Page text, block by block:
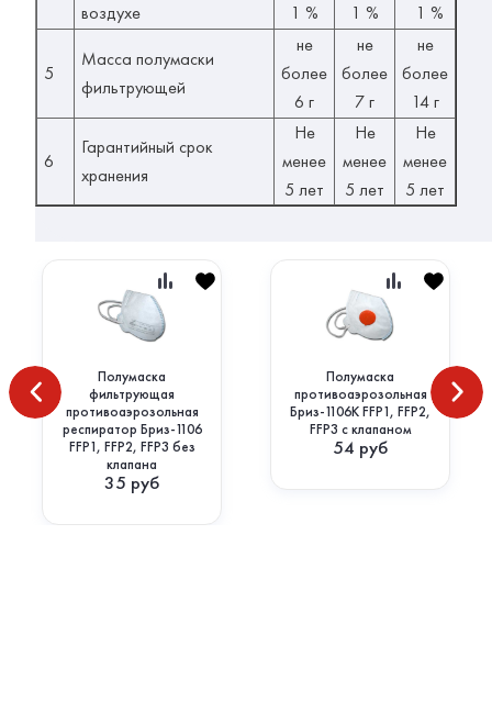
воздухе
1 %
1 %
1 %
5
Масса полумаски
фильтрующей
не
более
6 г
не
более
7 г
не
более
14 г
6
Гарантийный срок
хранения
Не
менее
5 лет
Не
менее
5 лет
Не
менее
5 лет
Полумаска
фильтрующая
противоаэрозольная
респиратор Бриз-1106
FFP1, FFP2, FFP3 без
клапана
35 руб
Полумаска
противоаэрозольная
Бриз-1106К FFP1, FFP2,
FFP3 с клапаном
54 руб